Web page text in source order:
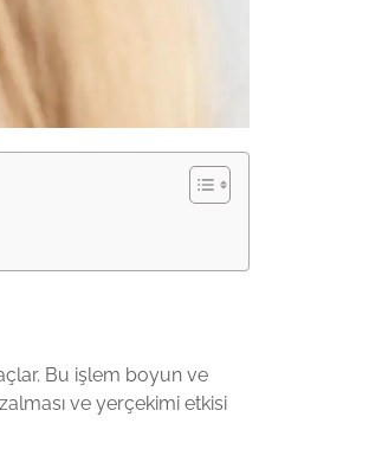
Bu işlem boyun ve
ve yerçekimi etkisi